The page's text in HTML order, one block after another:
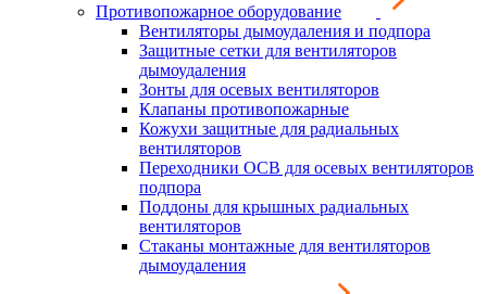
Противопожарное оборудование
Вентиляторы дымоудаления и подпора
Защитные сетки для вентиляторов
дымоудаления
Зонты для осевых вентиляторов
Клапаны противопожарные
Кожухи защитные для радиальных
вентиляторов
Переходники ОСВ для осевых вентиляторов
подпора
Поддоны для крышных радиальных
вентиляторов
Стаканы монтажные для вентиляторов
дымоудаления